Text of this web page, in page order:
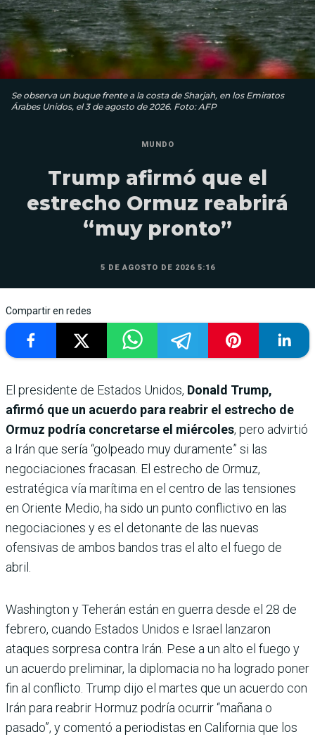
Se observa un buque frente a la costa de Sharjah, en los Emiratos
Árabes Unidos, el 3 de agosto de 2026. Foto: AFP
MUNDO
Trump afirmó que el
estrecho Ormuz reabrirá
“muy pronto”
5 DE AGOSTO DE 2026 5:16
Compartir en redes
El presidente de Estados Unidos, Donald Trump,
afirmó que un acuerdo para reabrir el estrecho de
Ormuz podría concretarse el miércoles, pero advirtió
a Irán que sería “golpeado muy duramente” si las
negociaciones fracasan. El estrecho de Ormuz,
estratégica vía marítima en el centro de las tensiones
en Oriente Medio, ha sido un punto conflictivo en las
negociaciones y es el detonante de las nuevas
ofensivas de ambos bandos tras el alto el fuego de
abril.
Washington y Teherán están en guerra desde el 28 de
febrero, cuando Estados Unidos e Israel lanzaron
ataques sorpresa contra Irán. Pese a un alto el fuego y
un acuerdo preliminar, la diplomacia no ha logrado poner
fin al conflicto. Trump dijo el martes que un acuerdo con
Irán para reabrir Hormuz podría ocurrir “mañana o
pasado”, y comentó a periodistas en California que los